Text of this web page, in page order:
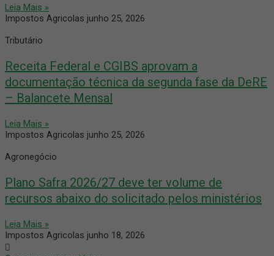
Leia Mais »
Impostos Agricolas junho 25, 2026
Tributário
Receita Federal e CGIBS aprovam a
documentação técnica da segunda fase da DeRE
– Balancete Mensal
Leia Mais »
Impostos Agricolas junho 25, 2026
Agronegócio
Plano Safra 2026/27 deve ter volume de
recursos abaixo do solicitado pelos ministérios
Leia Mais »
Impostos Agricolas junho 18, 2026